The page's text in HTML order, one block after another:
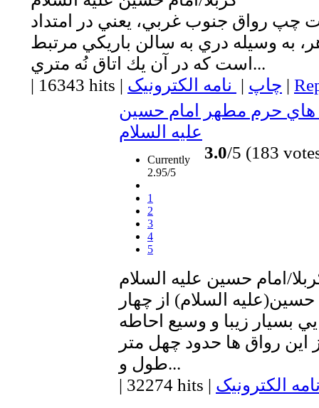
رواق جنوب غربي، يعني در امتداد
به وسيله دري به سالن باريكي مرتبط
است كه در آن يك اتاق نُه متري...
| 16343 hits | چاپ | نامه الکترونیک |
هاي حرم مطهر امام حسين
عليه السلام
Currently
2.95/5
1
2
3
4
5
3.0/5 (183
امام حسين عليه السلام
السلام) از چهار
بسيار زيبا و وسيع احاطه
رواق ها حدود چهل متر
طول و...
| 32274 hits | الکترونیک